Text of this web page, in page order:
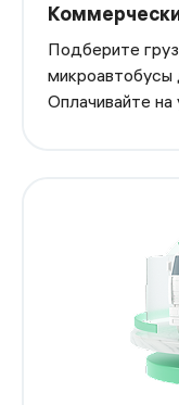
Подберите
микроавтобусы
Оплачивайте